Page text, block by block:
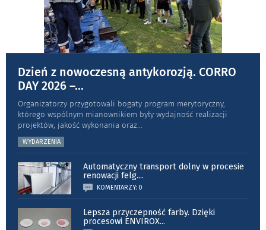
Dzień z nowoczesną antykorozją. CORRO
DAY 2026 –...
Organizatorzy przygotowali bogaty program merytoryczny,
którego wspólnym mianownikiem były wydajność realizacji
projektów, jakość wykonania oraz
WYDARZENIA
Automatyczny transport dolny w procesie
renowacji felg....
KOMENTARZY: 0
Lepsza przyczepność farby. Dzięki
procesowi ENVIROX...